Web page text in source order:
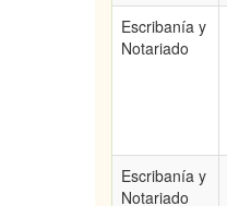
Escribanía y
Notariado
Escribanía y
Notariado